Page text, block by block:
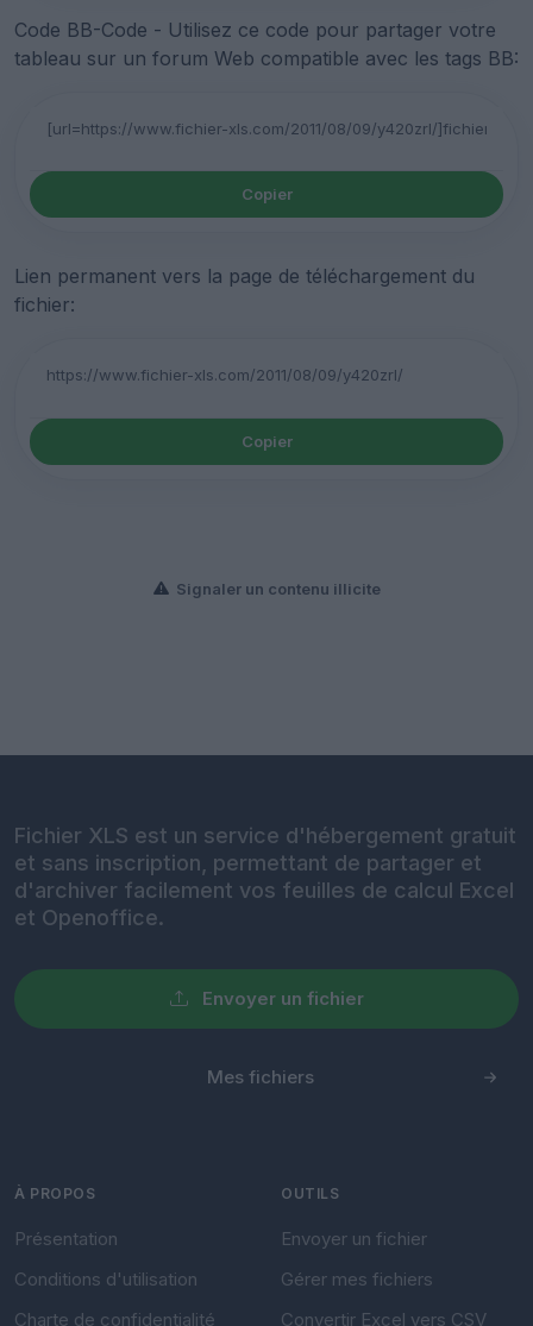
Code BB-Code - Utilisez ce code pour partager votre
tableau sur un forum Web compatible avec les tags BB:
Copier
Lien permanent vers la page de téléchargement du
fichier:
Copier
Signaler un contenu illicite
Fichier XLS est un service d'hébergement gratuit
et sans inscription, permettant de partager et
d'archiver facilement vos feuilles de calcul Excel
et Openoffice.
Envoyer un fichier
Mes fichiers
À PROPOS
Présentation
Conditions d'utilisation
Charte de confidentialité
OUTILS
Envoyer un fichier
Gérer mes fichiers
Convertir Excel vers CSV